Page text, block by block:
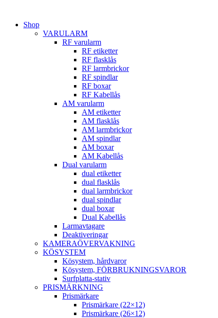
innehållShop
VARULARM
RF varularm
RF etiketter
RF flasklås
RF larmbrickor
RF spindlar
RF boxar
RF Kabellås
AM varularm
AM etiketter
AM flasklås
AM larmbrickor
AM spindlar
AM boxar
AM Kabellås
Dual varularm
dual etiketter
dual flasklås
dual larmbrickor
dual spindlar
dual boxar
Dual Kabellås
Larmavtagare
Deaktiveringar
KAMERAÖVERVAKNING
KÖSYSTEM
Kösystem, hårdvaror
Kösystem, FÖRBRUKNINGSVAROR
Surfplatta-stativ
PRISMÄRKNING
Prismärkare
Prismärkare (22×12)
Prismärkare (26×12)